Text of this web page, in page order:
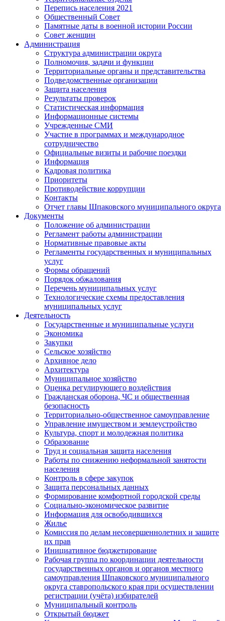
Перепись населения 2021
Общественный Совет
Памятные даты в военной истории России
Совет женщин
Администрация
Структура администрации округа
Полномочия, задачи и функции
Территориальные органы и представительства
Подведомственные организации
Защита населения
Результаты проверок
Статистическая информация
Информационные системы
Учрежденные СМИ
Участие в программах и международное
сотрудничество
Официальные визиты и рабочие поездки
Информация
Кадровая политика
Приоритеты
Противодействие коррупции
Контакты
Отчет главы Шпаковского муниципального округа
Документы
Положение об администрации
Регламент работы администрации
Нормативные правовые акты
Регламенты государственных и муниципальных
услуг
Формы обращений
Порядок обжалования
Перечень муниципальных услуг
Технологические схемы предоставления
муниципальных услуг
Деятельность
Государственные и муниципальные услуги
Экономика
Закупки
Сельское хозяйство
Архивное дело
Архитектура
Муниципальное хозяйство
Оценка регулирующего воздействия
Гражданская оборона, ЧС и общественная
безопасность
Территориально-общественное самоуправление
Управление имуществом и землеустройство
Культура, спорт и молодежная политика
Образование
Труд и социальная защита населения
Работы по снижению неформальной занятости
населения
Контроль в сфере закупок
Защита персональных данных
Формирование комфортной городской среды
Социально-экономическое развитие
Информация для освободившихся
Жилье
Комиссия по делам несовершеннолетних и защите
их прав
Инициативное бюджетирование
Рабочая группа по координации деятельности
государственных органов и органов местного
самоуправления Шпаковского муниципального
округа ставропольского края при осуществлении
регистрации (учёта) избирателей
Муниципальный контроль
Открытый бюджет